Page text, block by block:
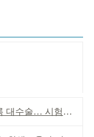
시험자료 공용 허용